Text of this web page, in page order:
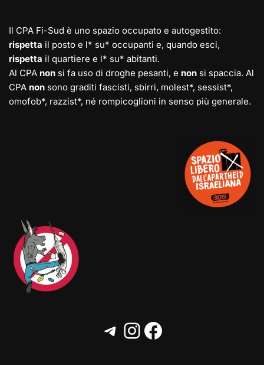
Il CPA Fi-Sud è uno spazio occupato e autogestito:
rispetta il posto e l* su* occupanti e, quando esci,
rispetta il quartiere e l* su* abitanti.
Al CPA non si fa uso di droghe pesanti, e non si spaccia. Al
CPA non sono graditi fascisti, sbirri, molest*, sessist*,
omofob*, razzist*, né rompicoglioni in senso più generale.